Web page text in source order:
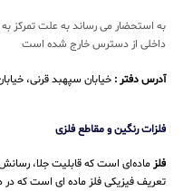
به استحضار می رساند به علت تمرکز
داخلی از دسترس خارج شده است
آدرس دفتر : خیابان سپهبد قرنی،
فلزات رنگین و مقاطع فلزی
فلزماده‌ای است که قابلیت جلا،